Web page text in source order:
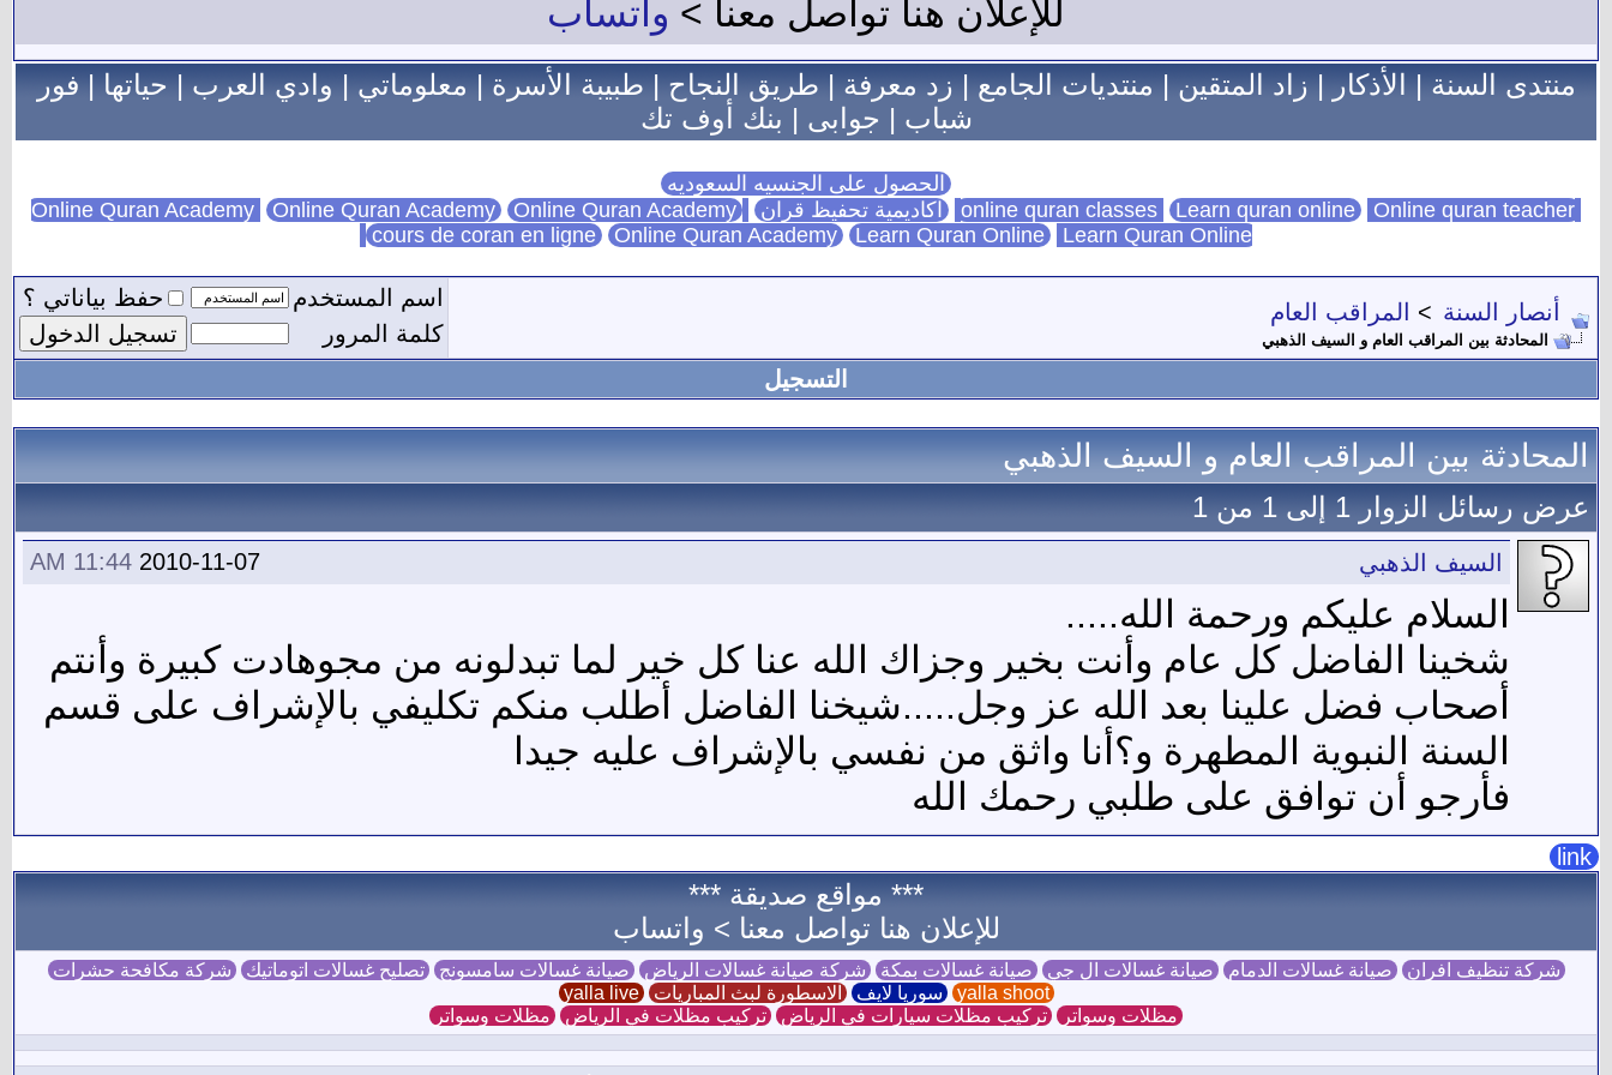
للإعلان هنا تواصل معنا > واتساب
منتدى السنة|الأذكار|زاد المتقين|منتديات الجامع|زد معرفة|طريق النجاح|طبيبة الأسرة|معلوماتي|وادي العرب|حياتها|فور
شباب | جوابى | بنك أوف تك
الحصول على الجنسيه السعوديه
Learn quran online Online quran teacher اكاديمية تحفيظ قران Online Quran Academy Online Quran Academy
cours de coran en ligne Online Quran Academy Learn Quran Online Learn Quran Online
أنصار السنة > المراقب العام
المحادثة بين المراقب العام و السيف الذهبي
اسم المستخدم
حفظ بياناتي ؟
كلمة المرور
التسجيل
المحادثة بين المراقب العام و السيف الذهبي
عرض رسائل الزوار 1 إلى 1من1
2010-11-07
11:44 AM السيف الذهبي
السلام عليكم ورحمة الله.....
شخينا الفاضل كل عام وأنت بخير وجزاك الله عنا كل خير لما تبدلونه من مجوهادت كبيرة وأنتم
أصحاب فضل علينا بعد الله عز وجل.....شيخنا الفاضل أطلب منكم تكليفي بالإشراف على قسم
السنة النبوية المطهرة و؟أنا واثق من نفسي بالإشراف عليه جيدا
فأرجو أن توافق على طلبي رحمك الله
link
*** مواقع صديقة ***
للإعلان هنا تواصل معنا > واتساب
شركة تنظيف افران صيانة غسالات الدمام صيانة غسالات ال جي صيانة غسالات بمكة شركة صيانة غسالات الرياض صيانة غسالات سامسونج تصليح غسالات اتوماتيك شركة مكافحة حشرات
yalla shoot
سوريا لايف الاسطورة لبث المباريات yalla live
مظلات وسواتر تركيب مظلات سيارات في الرياض تركيب مظلات في الرياض مظلات وسواتر